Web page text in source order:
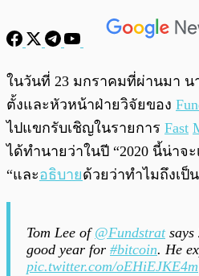
พร้อมเล่น
ในวันที่ 23 มกราคมที่ผ่านมา น
ตั้งและหัวหน้าฝ่ายวิจัยของ
ไปแขกรับเชิญในรายการ Fast
ได้ทำนายว่าในปี “2020 นี้น่าจ
“และอธิบายด้วยว่าทำไมถึงเป็
Tom Lee of @Fundstratsays
good year for #bitcoin. He
pic.twitter.com/oEHiEJKE4m